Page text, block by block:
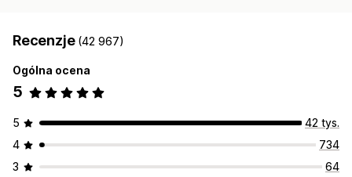
Recenzje (42 967)
Ogólna ocena
5
5
42 tys.
4
734
3
64